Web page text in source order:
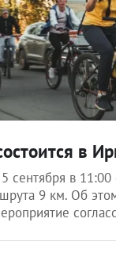
в
сентября в
9 км. Об